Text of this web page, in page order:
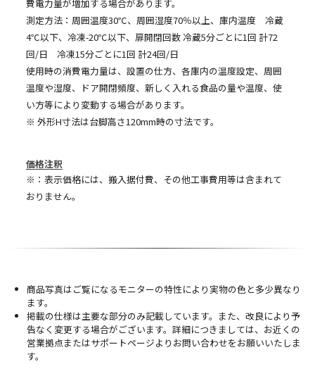
費電力量が増加する場合があります。
測定方法：周囲温度30℃、周囲湿度70％以上、庫内温度 冷蔵
4℃以下、冷凍-20℃以下、扉開閉回数 冷蔵5分ごとに1回 計72
回/日 冷凍15分ごとに1回 計24回/日
使用時の消費電力量は、設置の仕方、各庫内の温度設定、周囲
温度や湿度、ドア開閉頻度、新しく入れる食品の量や温度、使
い方等により変動する場合があります。
※ 外形H寸法は台脚高さ120mm時の寸法です。
価格注釈
※：表示価格には、搬入据付費、その他工事費用等は含まれて
おりません。
商品写真はご覧になるモニターの特性により実物の色と多少異なり
ます。
掲載の仕様は主要な部分のみ記載しています。また、改良により予
告なく変更する場合がございます。詳細につきましては、お近くの
営業拠点またはサポートページよりお問い合わせをお願いいたしま
す。